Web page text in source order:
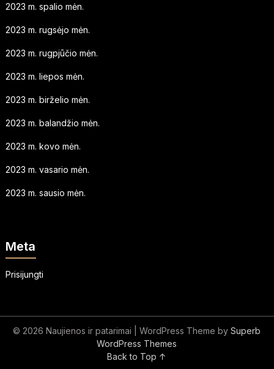
2023 m. spalio mėn.
2023 m. rugsėjo mėn.
2023 m. rugpjūčio mėn.
2023 m. liepos mėn.
2023 m. birželio mėn.
2023 m. balandžio mėn.
2023 m. kovo mėn.
2023 m. vasario mėn.
2023 m. sausio mėn.
Meta
Prisijungti
© 2026 Naujienos ir patarimai | WordPress Theme bySuperb
WordPress Themes
Back to Top ↑